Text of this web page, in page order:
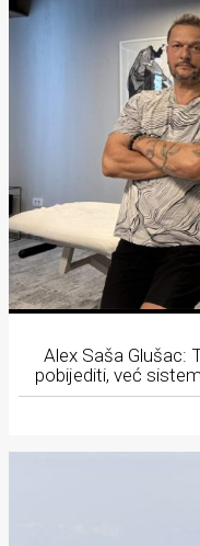
Alex Saša Glušac:
pobijediti, već